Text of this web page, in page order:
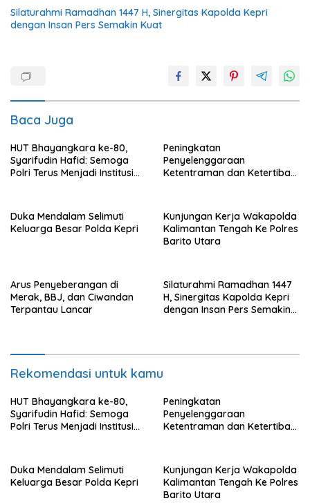
Silaturahmi Ramadhan 1447 H, Sinergitas Kapolda Kepri
dengan Insan Pers Semakin Kuat
Baca Juga
HUT Bhayangkara ke-80,
Syarifudin Hafid: Semoga
Polri Terus Menjadi Institusi
Peningkatan
Penyelenggaraan
Ketentraman dan Ketertiban
Duka Mendalam Selimuti
Keluarga Besar Polda Kepri
Kunjungan Kerja Wakapolda
Kalimantan Tengah Ke Polres
Barito Utara
Arus Penyeberangan di
Merak, BBJ, dan Ciwandan
Terpantau Lancar
Silaturahmi Ramadhan 1447
H, Sinergitas Kapolda Kepri
dengan Insan Pers Semakin
Rekomendasi untuk kamu
HUT Bhayangkara ke-80,
Syarifudin Hafid: Semoga
Polri Terus Menjadi Institusi
Peningkatan
Penyelenggaraan
Ketentraman dan Ketertiban
Duka Mendalam Selimuti
Keluarga Besar Polda Kepri
Kunjungan Kerja Wakapolda
Kalimantan Tengah Ke Polres
Barito Utara